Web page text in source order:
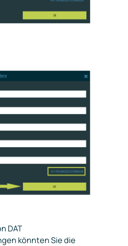
DAT
könnten Sie die